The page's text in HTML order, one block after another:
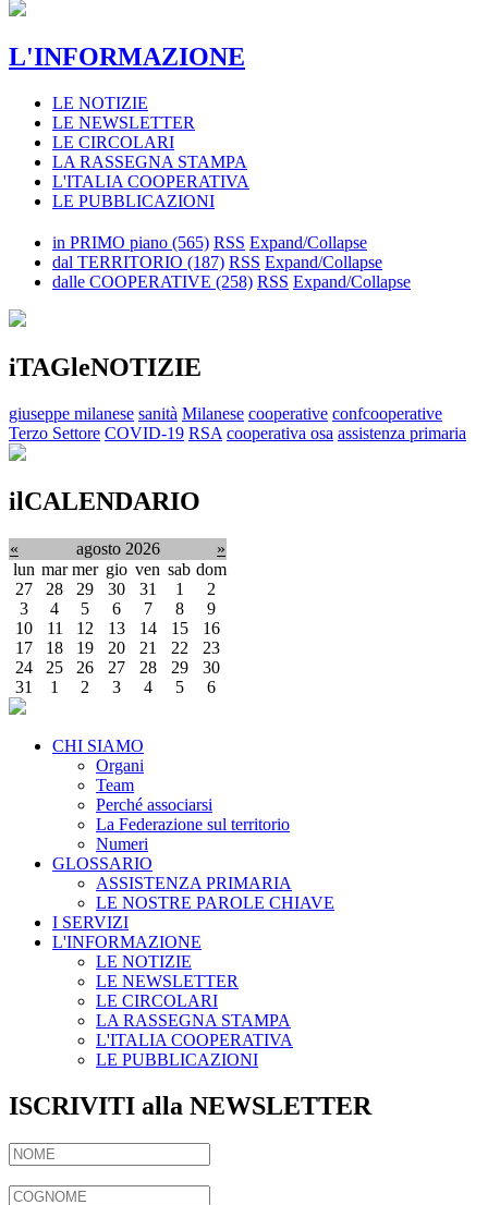
L'INFORMAZIONE
LE NOTIZIE
LE NEWSLETTER
LE CIRCOLARI
LA RASSEGNA STAMPA
L'ITALIA COOPERATIVA
LE PUBBLICAZIONI
in PRIMO piano (565) RSS Expand/Collapse
dal TERRITORIO (187) RSS Expand/Collapse
dalle COOPERATIVE (258) RSS Expand/Collapse
iTAGleNOTIZIE
giuseppe milanese sanità Milanese cooperative confcooperative
Terzo Settore COVID-19 RSA cooperativa osa assistenza primaria
ilCALENDARIO
« agosto 2026
»
lun mar mer gio ven sab dom
27
28 29 30 31 1
2
3
4 5 6 7 8
9
10
11 12 13 14 15
16
17
18 19 20 21 22
23
24
25 26 27 28 29
30
31
1 2 3 4 5 6
CHI SIAMO
Organi
Team
Perché associarsi
La Federazione sul territorio
Numeri
GLOSSARIO
ASSISTENZA PRIMARIA
LE NOSTRE PAROLE CHIAVE
I SERVIZI
L'INFORMAZIONE
LE NOTIZIE
LE NEWSLETTER
LE CIRCOLARI
LA RASSEGNA STAMPA
L'ITALIA COOPERATIVA
LE PUBBLICAZIONI
ISCRIVITI alla NEWSLETTER